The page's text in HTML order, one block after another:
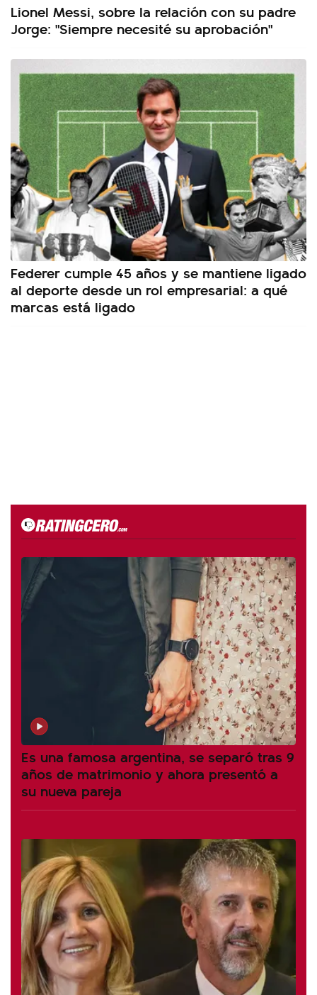
Lionel Messi, sobre la relación con su padre
Jorge: "Siempre necesité su aprobación"
Federer cumple 45 años y se mantiene ligado
al deporte desde un rol empresarial: a qué
marcas está ligado
Es una famosa argentina, se separó tras 9
años de matrimonio y ahora presentó a
su nueva pareja